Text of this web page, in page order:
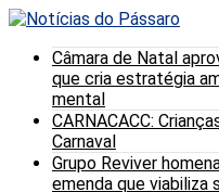
Câmara de Natal
que cria estratégia
mental
CARNACACC:
Carnaval
Grupo Reviver
emenda que viabiliza